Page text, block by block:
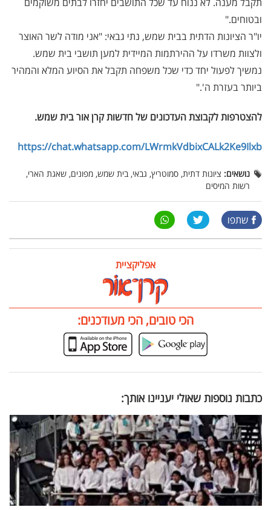
ובטוחים."
יו"ר הציונות הדתית בבית שמש, נתי גבאי: "אני מודה לשר האוצר
ולצוות משרדו על ההירתמות המיידית למען תושבי בית שמש.
נמשיך לפעול יחד כדי שכל משפחה תקבל את הסיוע המלא והמהיר
ביותר בעזרת ה'."
להצטרפות לקבוצת העדכונים של חדשות קרן אור בית שמש.
https://chat.whatsapp.com/LWrmkVdbixCALk2Ke9Ilxb
נושאים: ציונות דתית, סמוטריץ, גבאי, בית שמש, מפונים, שאגת הארי,
רשות המיסים
שתפו
אפליקציית
הכי טובים, הכי מעודכנים:
כתבות נוספות שאולי יעניינו אותך: